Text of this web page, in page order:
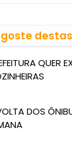
QUER
DOS